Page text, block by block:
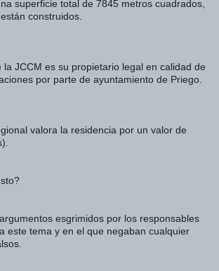
superficie total de 7845 metros cuadrados,
construidos.
la JCCM es su propietario legal en calidad de
por parte de ayuntamiento de Priego.
valora la residencia por un valor de
esgrimidos por los responsables
este tema y en el que negaban cualquier